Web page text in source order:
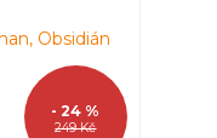
249 Kč
- 24 %